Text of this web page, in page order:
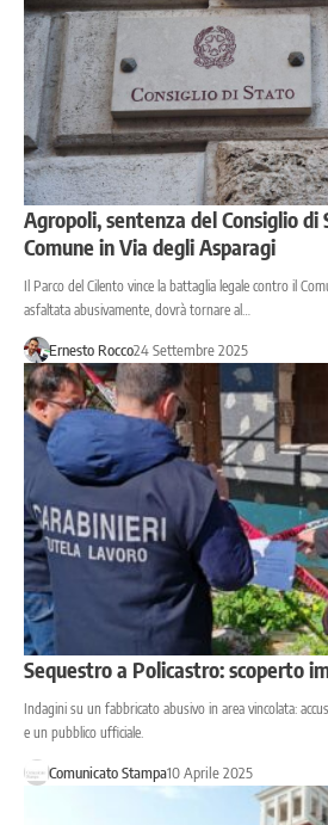
Agropoli, sentenza del Consiglio di
Comune in Via degli Asparagi
Il Parco del Cilento vince la battaglia legale contro il
asfaltata abusivamente, dovrà tornare al…
Ernesto Rocco24 Settembre 2025
Sequestro a Policastro: scoperto
Indagini su un fabbricato abusivo in area vincolata:
e un pubblico ufficiale.
Comunicato Stampa10 Aprile 2025